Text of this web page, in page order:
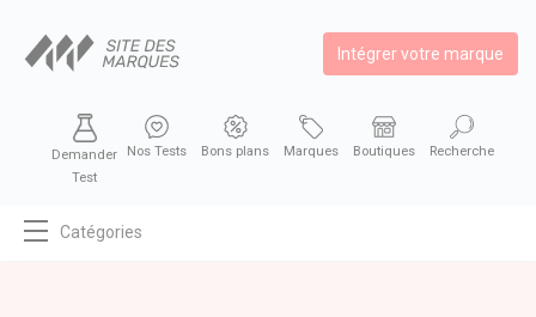
Intégrer votre marque
Demander
Test
Nos Tests Bons plans Marques Boutiques Recherche
Catégories